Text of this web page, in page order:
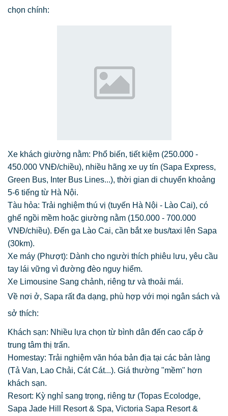
chọn chính:
Xe khách giường nằm: Phổ biến, tiết kiệm (250.000 -
450.000 VNĐ/chiều), nhiều hãng xe uy tín (Sapa Express,
Green Bus, Inter Bus Lines...), thời gian di chuyển khoảng
5-6 tiếng từ Hà Nội.
Tàu hỏa: Trải nghiệm thú vị (tuyến Hà Nội - Lào Cai), có
ghế ngồi mềm hoặc giường nằm (150.000 - 700.000
VNĐ/chiều). Đến ga Lào Cai, cần bắt xe bus/taxi lên Sapa
(30km).
Xe máy (Phượt): Dành cho người thích phiêu lưu, yêu cầu
tay lái vững vì đường đèo nguy hiểm.
Xe Limousine Sang chảnh, riêng tư và thoải mái.
Về nơi ở, Sapa rất đa dạng, phù hợp với mọi ngân sách và
sở thích:
Khách sạn: Nhiều lựa chọn từ bình dân đến cao cấp ở
trung tâm thị trấn.
Homestay: Trải nghiệm văn hóa bản địa tại các bản làng
(Tả Van, Lao Chải, Cát Cát...). Giá thường "mềm" hơn
khách sạn.
Resort: Kỳ nghỉ sang trọng, riêng tư (Topas Ecolodge,
Sapa Jade Hill Resort & Spa, Victoria Sapa Resort &